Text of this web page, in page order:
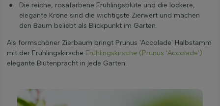
Die reiche, rosafarbene Frühlingsblüte und die lockere,
elegante Krone sind die wichtigste Zierwert und machen
den Baum beliebt als Blickpunkt im Garten.
Als formschöner Zierbaum bringt Prunus 'Accolade' Halbstamm
mit der Frühlingskirsche Frühlingskirsche (Prunus 'Accolade')
elegante Blütenpracht in jede Garten.